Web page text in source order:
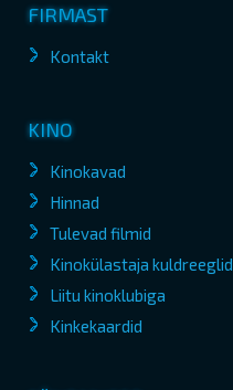
FIRMAST
Kontakt
KINO
Kinokavad
Hinnad
Tulevad filmid
Kinokülastaja kuldreeglid
Liitu kinoklubiga
Kinkekaardid